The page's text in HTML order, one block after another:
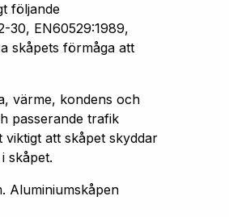
följande
30, EN60529:1989,
skåpets förmåga att
värme, kondens och
passerande trafik
att skåpet skyddar
skåpet.
Aluminiumskåpen